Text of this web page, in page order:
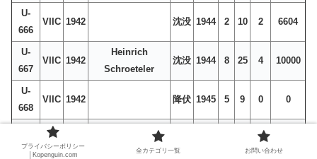
U-
666
VIIC 1942 沈没 1944 2 10 2 6604
U-
667
VIIC 1942
Heinrich
Schroeteler
沈没 1944 8 25 4 10000
U-
668
VIIC 1942 降伏 1945 5 9 0 0
669
VIIC
不明
0
プライバシーポリシー
│Kopenguin.com
全カテゴリ一覧 お問い合わせ